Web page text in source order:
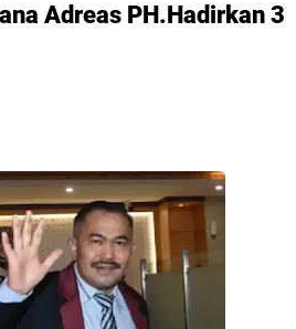
Adreas PH.Hadirkan 3